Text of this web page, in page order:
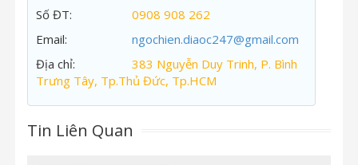
Số ĐT:
0908 908 262
Email:
ngochien.diaoc247@gmail.com
Địa chỉ:
383 Nguyễn Duy Trinh, P. Bình
Trưng Tây, Tp.Thủ Đức, Tp.HCM
Tin Liên Quan